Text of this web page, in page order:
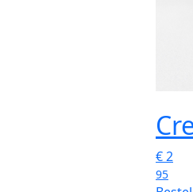
€2
95